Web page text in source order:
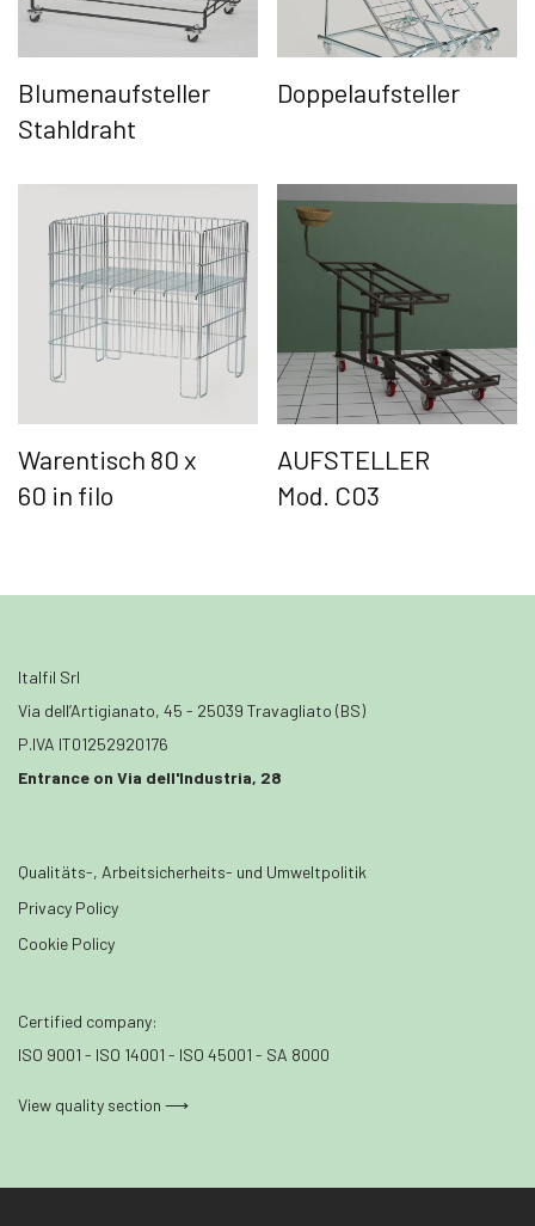
Blumenaufsteller
Stahldraht
Doppelaufsteller
Warentisch 80 x
60 in filo
AUFSTELLER
Mod. C03
Italfil Srl
Via dell’Artigianato, 45 - 25039 Travagliato (BS)
P.IVA IT01252920176
Entrance on Via dell'Industria, 28
Qualitäts-, Arbeitsicherheits- und Umweltpolitik
Privacy Policy
Cookie Policy
Certified company:
ISO 9001 - ISO 14001 - ISO 45001 - SA 8000
View quality section ⟶